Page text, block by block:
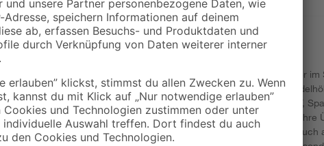
Spaltwirkung
Die Universalschraube ist der absolute Allrounder
alles – zum Beispiel ganz ohne Vorbohren in
sowie in die gängigen Holzwerkstoffplatten (MDF,
werden. Dabei spielt unsere Universalschraube ihre
Innenausbau- und Möbelbaubereich aus, aber auch